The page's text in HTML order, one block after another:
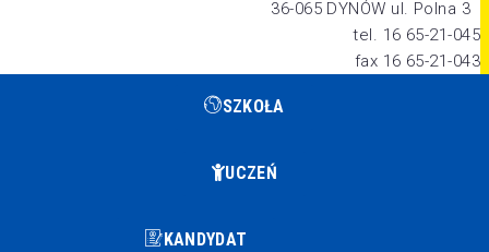
36-065 DYNÓW ul. Polna 3
tel. 16 65-21-045
fax 16 65-21-043
SZKOŁA
UCZEŃ
KANDYDAT